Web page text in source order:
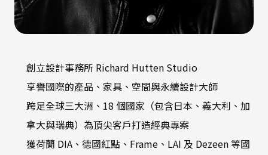
創立設計事務所 Richard Hutten Studio
享譽國際的產品、家具、空間與永續設計大師
跨足全球三大洲、18 個國家（包含日本、義大利、加
拿大與瑞典）為頂尖客戶打造經典專案
獲荷蘭 DIA、德國紅點、Frame、LAI 及 Dezeen 等國